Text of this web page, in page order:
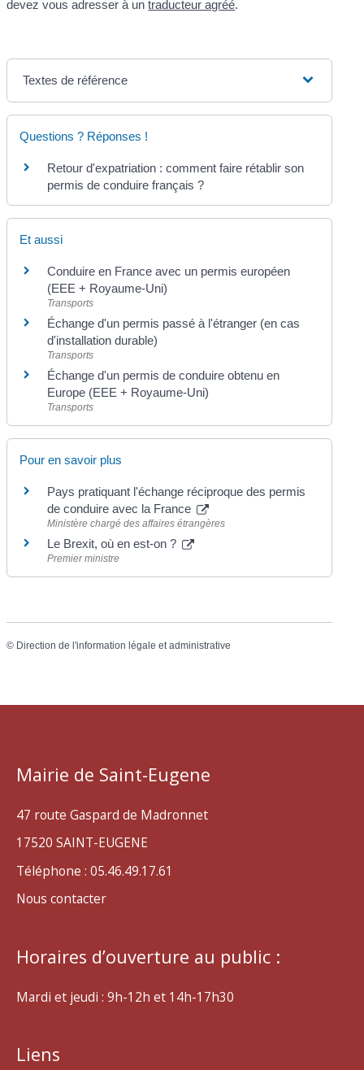
devez vous adresser à untraducteur agréé.
Textes de référence
Questions ? Réponses !
Retour d'expatriation : comment faire rétablir son
permis de conduire français ?
Et aussi
Conduire en France avec un permis européen
(EEE + Royaume-Uni)
Transports
Échange d'un permis passé à l'étranger (en cas
d'installation durable)
Transports
Échange d'un permis de conduire obtenu en
Europe (EEE + Royaume-Uni)
Transports
Pour en savoir plus
Pays pratiquant l'échange réciproque des permis
de conduire avec la France
Ministère chargé des affaires étrangères
Le Brexit, où en est-on ?
Premier ministre
© Direction de l'information légale et administrative
Mairie de Saint-Eugene
47 route Gaspard de Madronnet
17520 SAINT-EUGENE
Téléphone : 05.46.49.17.61
Nous contacter
Horaires d’ouverture au public :
Mardi et jeudi : 9h-12h et 14h-17h30
Liens